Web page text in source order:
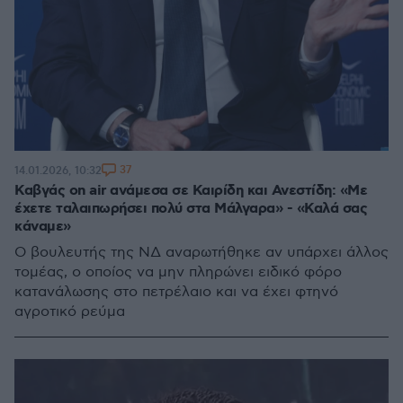
Καβγάς on air ανάμεσα σε Καιρίδη και Ανεστίδη: «Με
έχετε ταλαιπωρήσει πολύ στα Μάλγαρα» - «Καλά σας
κάναμε»
Ο βουλευτής της ΝΔ αναρωτήθηκε αν υπάρχει άλλος
τομέας, ο οποίος να μην πληρώνει ειδικό φόρο
κατανάλωσης στο πετρέλαιο και να έχει φτηνό
αγροτικό ρεύμα
14.01.2026, 10:32 37